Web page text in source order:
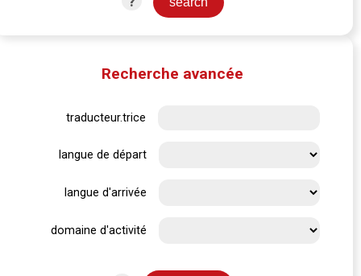
Recherche avancée
traducteur.trice
langue de départ
langue d'arrivée
domaine d'activité